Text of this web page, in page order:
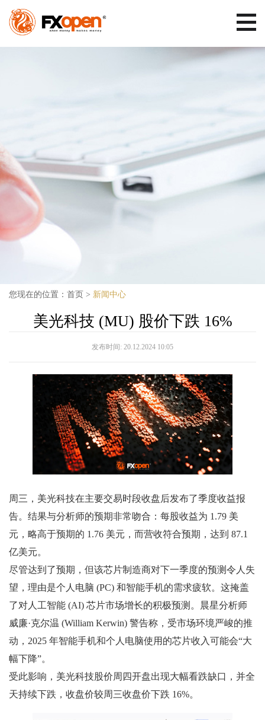
您现在的位置： 首页 > 新闻中心
美光科技 (MU) 股价下跌 16%
发布时间: 20.12.2024 10:05
周三，美光科技在主要交易时段收盘后发布了季度收益报
告。结果与分析师的预期非常吻合：每股收益为 1.79 美
元，略高于预期的 1.76 美元，而营收符合预期，达到 87.1
亿美元。
尽管达到了预期，但该芯片制造商对下一季度的预测令人失
望，理由是个人电脑 (PC) 和智能手机的需求疲软。这掩盖
了对人工智能 (AI) 芯片市场增长的积极预测。晨星分析师
威廉·克尔温 (William Kerwin) 警告称，受市场环境严峻的推
动，2025 年智能手机和个人电脑使用的芯片收入可能会“大
幅下降”。
受此影响，美光科技股价周四开盘出现大幅看跌缺口，并全
天持续下跌，收盘价较周三收盘价下跌 16%。